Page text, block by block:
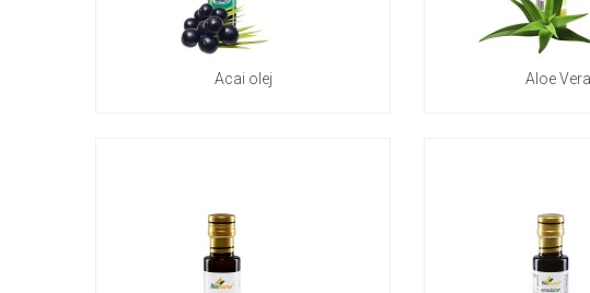
Acai olej Aloe